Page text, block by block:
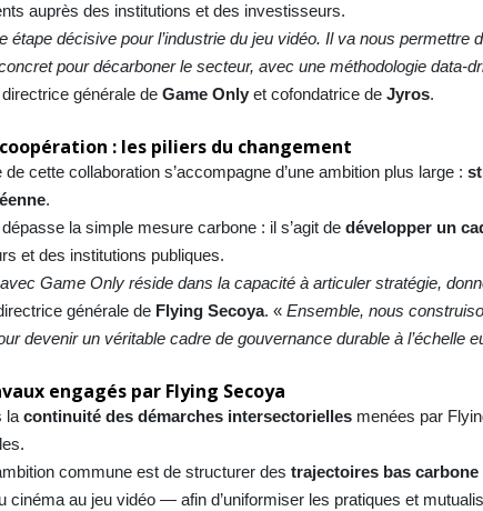
auprès des institutions et des investisseurs.
étape décisive pour l’industrie du jeu vidéo. Il va nous permettre
pour décarboner le secteur, avec une méthodologie data-
directrice générale deGame Only et cofondatrice deJyros.
: les piliers du changement
cette collaboration s’accompagne d’une ambition plus large :
.
la simple mesure carbone : il s’agit dedévelopper un
et des institutions publiques.
Game Only réside dans la capacité à articuler stratégie,
générale de Flying Secoya. «Ensemble, nous
devenir un véritable cadre de gouvernance durable à l’échelle
engagés par Flying Secoya
lacontinuité des démarches intersectorielles menées par
commune est de structurer destrajectoires bas
au jeu vidéo — afin d’uniformiser les pratiques et